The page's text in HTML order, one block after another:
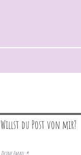
Willst du Post von mir?